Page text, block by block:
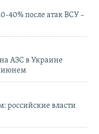
40% после атак ВСУ –
АЗС в Украине
июнем
российские власти